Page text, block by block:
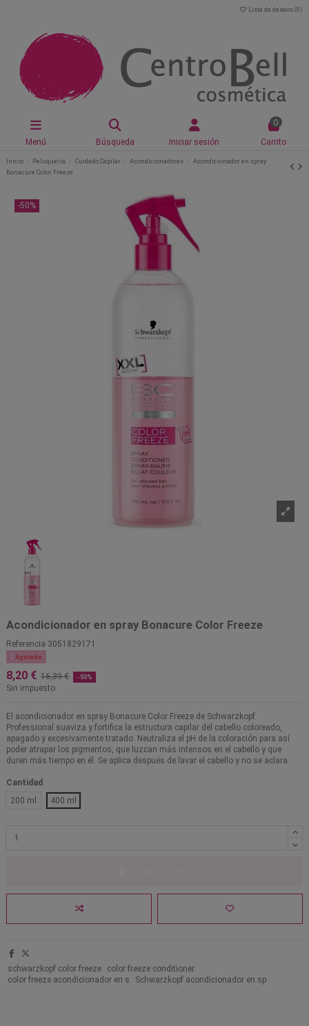
Lista de deseos (0 )
Menú Búsqueda Iniciar sesión
0
Carrito
Inicio Peluquería Cuidado Capilar Acondicionadores
Acondicionador en spray
Bonacure Color Freeze
-50%
Acondicionador en spray Bonacure Color Freeze
Referencia 3051829171
 Agotado
8,20 € 16,39 € -50%
Sin impuesto
El acondicionador en spray Bonacure Color Freeze de Schwarzkopf
Professional suaviza y fortifica la estructura capilar del cabello coloreado,
apagado y excesivamente tratado. Neutraliza el pH de la coloración para así
poder atrapar los pigmentos, que luzcan más intensos en el cabello y que
duren más tiempo en él. Se aplica después de lavar el cabello y no se aclara.
Cantidad
200 ml
400 ml
schwarzkopf color freeze
color freeze conditioner
color freeze acondicionador en s
Schwarzkopf acondicionador en sp